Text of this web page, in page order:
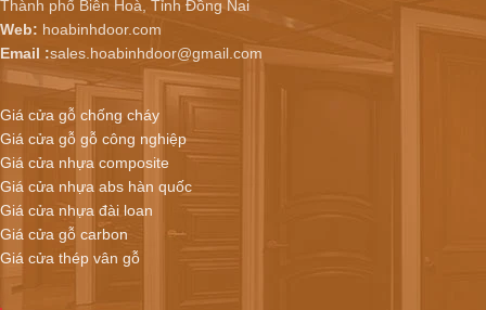
Thành phố Biên Hoà, Tỉnh Đồng Nai
Web: hoabinhdoor.com
Email :sales.hoabinhdoor@gmail.com
Giá cửa gỗ chống cháy
Giá cửa gỗ gỗ công nghiệp
Giá cửa nhựa composite
Giá cửa nhựa abs hàn quốc
Giá cửa nhựa đài loan
Giá cửa gỗ carbon
Giá cửa thép vân gỗ